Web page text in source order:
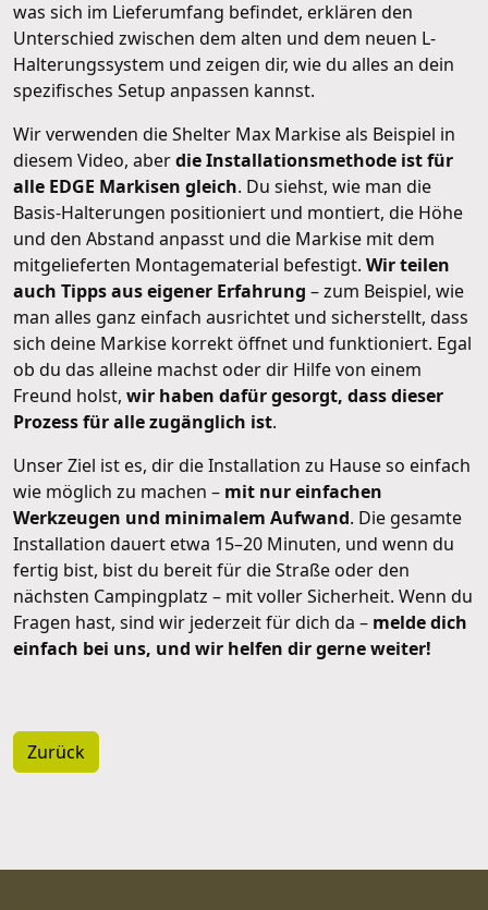
was sich im Lieferumfang befindet, erklären den
Unterschied zwischen dem alten und dem neuen L-
Halterungssystem und zeigen dir, wie du alles an dein
spezifisches Setup anpassen kannst.
Wir verwenden die Shelter Max Markise als Beispiel in
diesem Video, aberdie Installationsmethode ist für
alle EDGE Markisen gleich. Du siehst, wie man die
Basis-Halterungen positioniert und montiert, die Höhe
und den Abstand anpasst und die Markise mit dem
mitgelieferten Montagematerial befestigt. Wir teilen
auch Tipps aus eigener Erfahrung – zum Beispiel, wie
man alles ganz einfach ausrichtet und sicherstellt, dass
sich deine Markise korrekt öffnet und funktioniert. Egal
ob du das alleine machst oder dir Hilfe von einem
Freund holst, wir haben dafür gesorgt, dass dieser
Prozess für alle zugänglich ist.
Unser Ziel ist es, dir die Installation zu Hause so einfach
wie möglich zu machen – mit nur einfachen
Werkzeugen und minimalem Aufwand. Die gesamte
Installation dauert etwa 15–20 Minuten, und wenn du
fertig bist, bist du bereit für die Straße oder den
nächsten Campingplatz – mit voller Sicherheit. Wenn du
Fragen hast, sind wir jederzeit für dich da – melde dich
einfach bei uns, und wir helfen dir gerne weiter!
Zurück